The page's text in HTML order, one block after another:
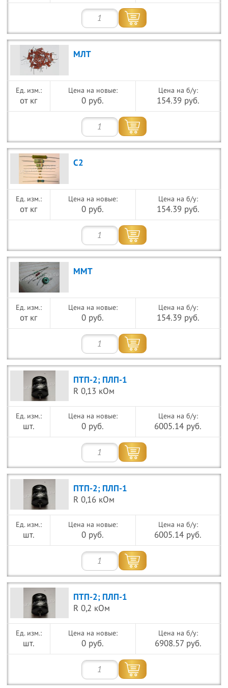
МЛТ
от кг
Цена на новые:
0 руб.
Цена на б/у:
154.39 руб.
С2
от кг
Цена на новые:
0 руб.
Цена на б/у:
154.39 руб.
ММТ
от кг
Цена на новые:
0 руб.
Цена на б/у:
154.39 руб.
ПТП-2; ПЛП-1
R 0,13 кОм
шт.
Цена на новые:
0 руб.
Цена на б/у:
6005.14 руб.
ПТП-2; ПЛП-1
R 0,16 кОм
шт.
Цена на новые:
0 руб.
Цена на б/у:
6005.14 руб.
ПТП-2; ПЛП-1
R 0,2 кОм
шт.
Цена на новые:
0 руб.
Цена на б/у:
6908.57 руб.